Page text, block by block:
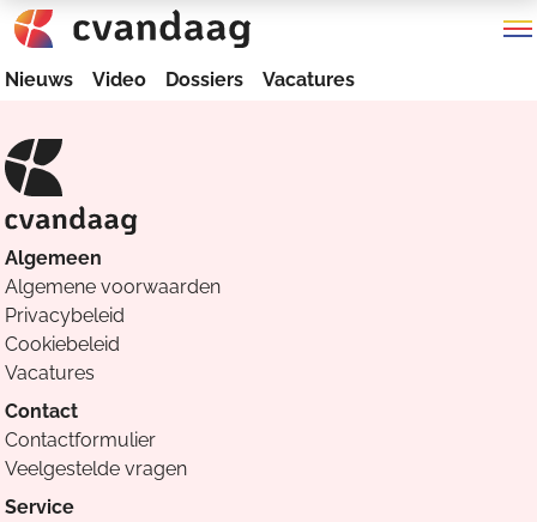
Nieuws Video Dossiers Vacatures
Algemeen
Algemene voorwaarden
Privacybeleid
Cookiebeleid
Vacatures
Contact
Contactformulier
Veelgestelde vragen
Service